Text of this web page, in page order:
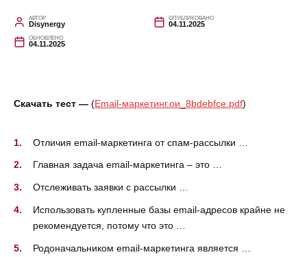
АВТОР
Disynergy
ОПУБЛИКОВАНО
04.11.2025
ОБНОВЛЕНО
04.11.2025
Скачать тест — (Email-маркетинг.ои_8bdebfce.pdf)
Отличия email-маркетинга от спам-рассылки …
Главная задача email-маркетинга – это …
Отслеживать заявки с рассылки …
Использовать купленные базы email-адресов крайне не
рекомендуется, потому что это …
Родоначальником email-маркетинга является …